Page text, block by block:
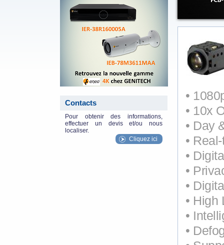
Contacts
Pour obtenir des informations,
effectuer un devis et/ou nous
localiser.
Cliquez ici
•
• 10x
• Day
•
•
•
•
• High
•
•